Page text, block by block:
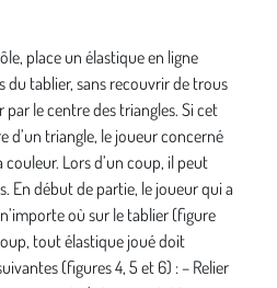
place un élastique en ligne
tablier, sans recouvrir de trous
par le centre des triangles. Si cet
d’un triangle, le joueur concerné
Lors d’un coup, il peut
En début de partie, le joueur qui a
où sur le tablier (figure
tout élastique joué doit
(figures 4, 5 et 6) : – Relier